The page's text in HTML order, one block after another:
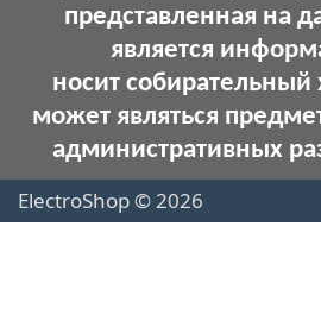
представленная на
является
носит собирательный
может являться
административных
ElectroShop © 2026